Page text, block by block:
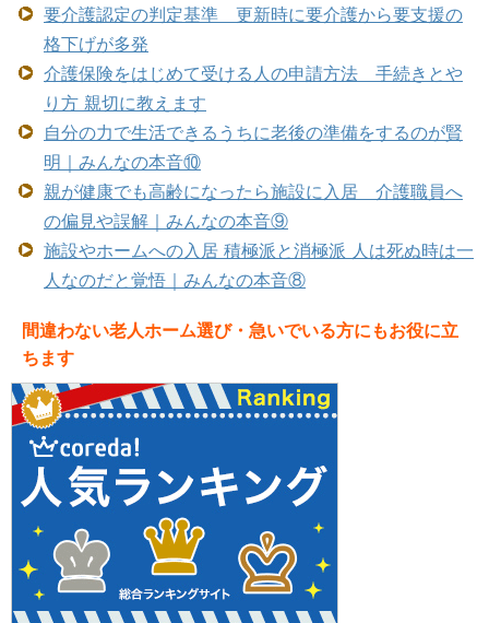
要介護認定の判定基準 更新時に要介護から要支援の
格下げが多発
介護保険をはじめて受ける人の申請方法 手続きとや
り方 親切に教えます
自分の力で生活できるうちに老後の準備をするのが賢
明｜みんなの本音⑩
親が健康でも高齢になったら施設に入居 介護職員へ
の偏見や誤解｜みんなの本音⑨
施設やホームへの入居 積極派と消極派 人は死ぬ時は一
人なのだと覚悟｜みんなの本音⑧
間違わない老人ホーム選び・急いでいる方にもお役に立
ちます